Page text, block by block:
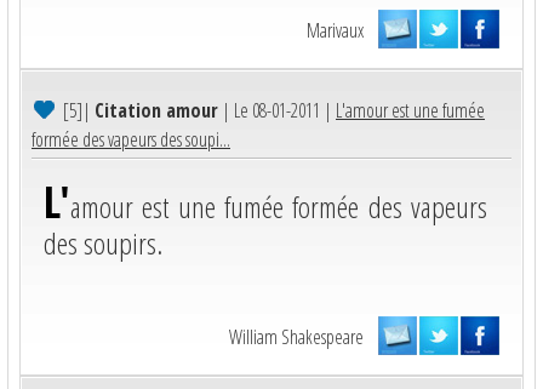
Marivaux
[5]| Citation amour | Le 08-01-2011 | L'amour est une fumée
formée des vapeurs des soupi...
L'amour est une fumée formée des vapeurs
des soupirs.
William Shakespeare